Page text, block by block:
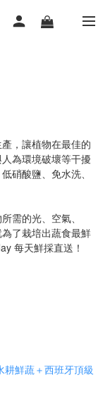
，讓植物在最佳的
為環境破壞等干擾
硝酸鹽、免水洗、
需的光、空氣、
了栽培出蔬食最鮮
每天鮮採直送！